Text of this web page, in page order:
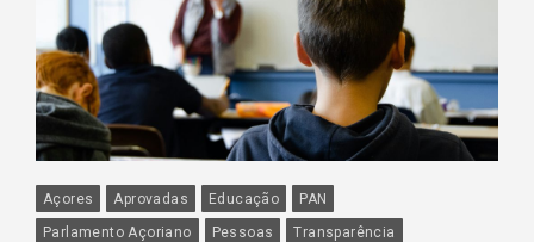
Açores Aprovadas Educação
PAN
Parlamento Açoriano
Pessoas Transparência